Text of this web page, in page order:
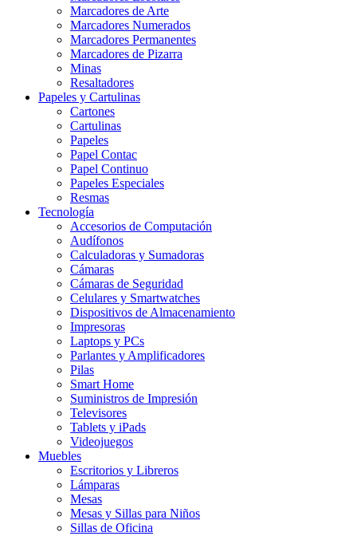
Marcadores de Arte
Marcadores Numerados
Marcadores Permanentes
Marcadores de Pizarra
Minas
Resaltadores
Papeles y Cartulinas
Cartones
Cartulinas
Papeles
Papel Contac
Papel Continuo
Papeles Especiales
Resmas
Tecnología
Accesorios de Computación
Audífonos
Calculadoras y Sumadoras
Cámaras
Cámaras de Seguridad
Celulares y Smartwatches
Dispositivos de Almacenamiento
Impresoras
Laptops y PCs
Parlantes y Amplificadores
Pilas
Smart Home
Suministros de Impresión
Televisores
Tablets y iPads
Videojuegos
Muebles
Escritorios y Libreros
Lámparas
Mesas
Mesas y Sillas para Niños
Sillas de Oficina